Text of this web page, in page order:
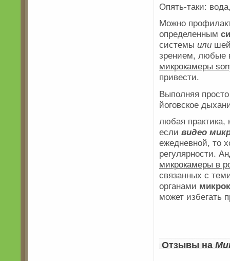
Опять-таки:
Можно
определенным
системы или
зрением, любые
микрокамеры
привести.
Выполняя
йоговское
любая практика,
если видео
ежедневной, то
регулярности.
микрокамеры в
связанных с
органами
может избегать
Отзывы на